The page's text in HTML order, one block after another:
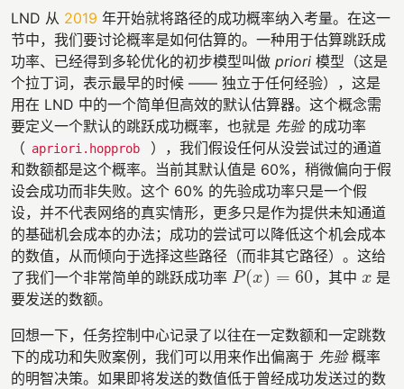
LND 从 2019 年开始就将路径的成功概率纳入考量。在这一
节中，我们要讨论概率是如何估算的。一种用于估算跳跃成
功率、已经得到多轮优化的初步模型叫做 priori 模型（这是
个拉丁词，表示最早的时候 —— 独立于任何经验），这是
用在 LND 中的一个简单但高效的默认估算器。这个概念需
要定义一个默认的跳跃成功概率，也就是 先验的成功率
（ apriori.hopprob
），我们假设任何从没尝试过的通道
和数额都是这个概率。当前其默认值是 60%，稍微偏向于假
设会成功而非失败。这个 60% 的先验成功率只是一个假
设，并不代表网络的真实情形，更多只是作为提供未知通道
的基础机会成本的办法；成功的尝试可以降低这个机会成本
的数值，从而倾向于选择这些路径（而非其它路径）。这给
了我们一个非常简单的跳跃成功率 P (x) = 60
P(x)= 60 ，其中 x
x 是
要发送的数额。
回想一下，任务控制中心记录了以往在一定数额和一定跳数
下的成功和失败案例，我们可以用来作出偏离于 先验概率
的明智决策。如果即将发送的数值低于曾经成功发送过的数